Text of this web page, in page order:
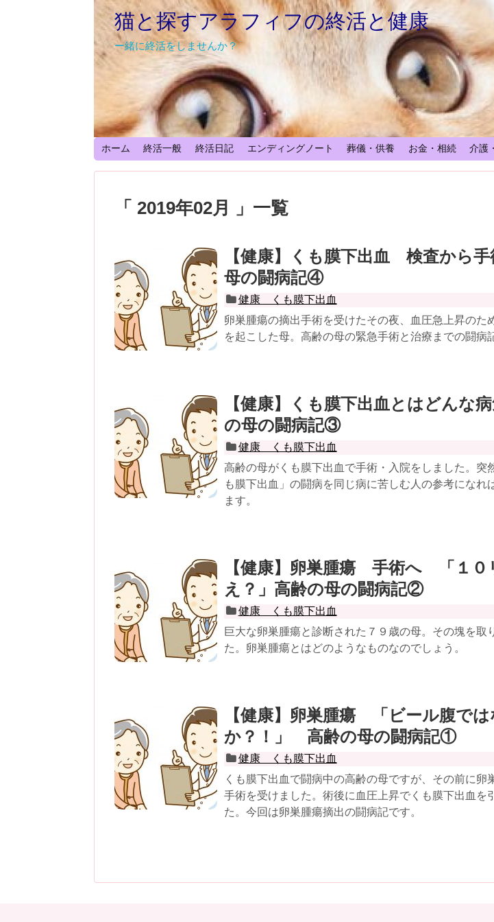
猫と探すアラフィフの終活と健康
ー緒に終活をしませんか？
ホーム 終活一般 終活日記 エンディングノート 葬儀・供養 お金・相続 介護
「 2019年02月 」一覧
【健康】くも膜下出血 検査から
母の闘病記④
健康 くも膜下出血
卵巣腫瘍の摘出手術を受けたその夜、血圧急上昇のた
を起こした母。高齢の母の緊急手術と治療までの闘病
【健康】くも膜下出血とはどんな
の母の闘病記③
健康 くも膜下出血
高齢の母がくも膜下出血で手術・入院をしました。突
も膜下出血」の闘病を同じ病に苦しむ人の参考になれ
ます。
【健康】卵巣腫瘍 手術へ 「１０
え？」高齢の母の闘病記②
健康 くも膜下出血
巨大な卵巣腫瘍と診断された７９歳の母。その塊を取
た。卵巣腫瘍とはどのようなものなのでしょう。
【健康】卵巣腫瘍 「ビール腹で
か？！」 高齢の母の闘病記①
健康 くも膜下出血
くも膜下出血で闘病中の高齢の母ですが、その前に卵
手術を受けました。術後に血圧上昇でくも膜下出血を
た。今回は卵巣腫瘍摘出の闘病記です。